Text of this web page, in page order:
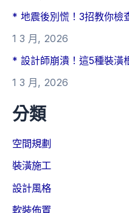
* 地震後別慌！3招教你檢
1 3 月, 2026
* 設計師崩潰！這5種裝潢
1 3 月, 2026
分類
空間規劃
裝潢施工
設計風格
軟裝佈置